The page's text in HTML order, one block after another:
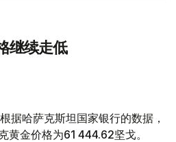
继续走低
据哈萨克斯坦国家银行的数据，
金价格为61 444.62坚戈。